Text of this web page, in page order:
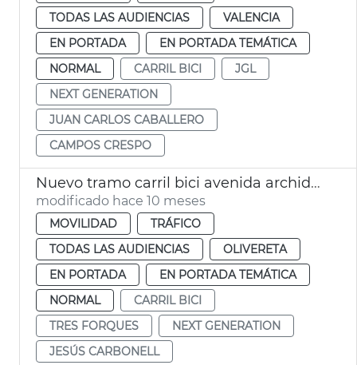
TODAS LAS AUDIENCIAS
VALENCIA
EN PORTADA
EN PORTADA TEMÁTICA
NORMAL
CARRIL BICI
JGL
NEXT GENERATION
JUAN CARLOS CABALLERO
CAMPOS CRESPO
Nuevo tramo carril bici avenida archiduque Carlos València
modificado hace 10 meses
MOVILIDAD
TRÁFICO
TODAS LAS AUDIENCIAS
OLIVERETA
EN PORTADA
EN PORTADA TEMÁTICA
NORMAL
CARRIL BICI
TRES FORQUES
NEXT GENERATION
JESÚS CARBONELL